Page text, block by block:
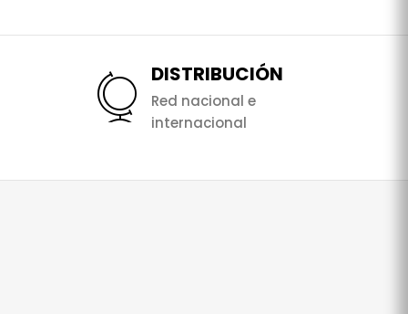
DISTRIBUCIÓN
Red nacional e
internacional